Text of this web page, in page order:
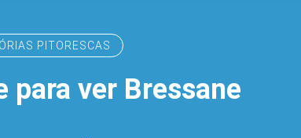
PITORESCAS
para ver Bressane